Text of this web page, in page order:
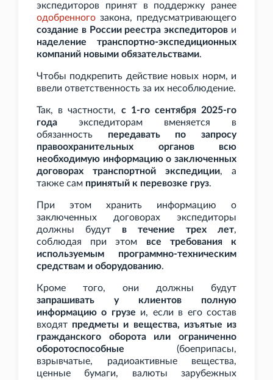
экспедиторов принят в поддержку ранее
одобренного закона, предусматривающего
создание в России реестра экспедиторов и
наделение транспортно-экспедиционных
компаний новыми обязательствами.
Чтобы подкрепить действие новых норм, и
ввели ответственность за их несоблюдение.
Так, в частности, с 1-го сентября 2025-го
года экспедиторам вменяется в
обязанность передавать по запросу
правоохранительных органов всю
необходимую информацию о заключенных
договорах транспортной экспедиции, а
также сам принятый к перевозке груз.
При этом хранить информацию о
заключенных договорах экспедиторы
должны будут в течение трех лет,
соблюдая при этом все требования к
используемым программно-техническим
средствам и оборудованию.
Кроме того, они должны будут
запрашивать у клиентов полную
информацию о грузе и, если в его состав
входят предметы и вещества, изъятые из
гражданского оборота или ограниченно
оборотоспособные (боеприпасы,
взрывчатые, радиоактивные вещества,
ценные бумаги, валюты зарубежных